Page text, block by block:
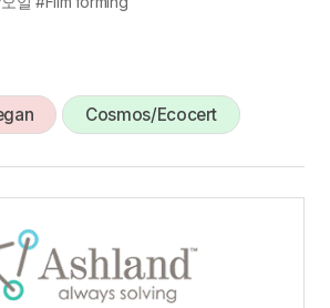
Cosmos/Ecocert